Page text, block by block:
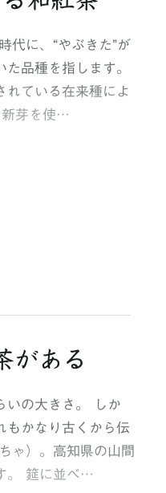
代に、“やぶきた”が
品種を指します。
れている在来種によ
新芽を使…
がある
いの大きさ。 しか
もかなり古くから伝
ゃ）。高知県の山間
。 筵に並べ…